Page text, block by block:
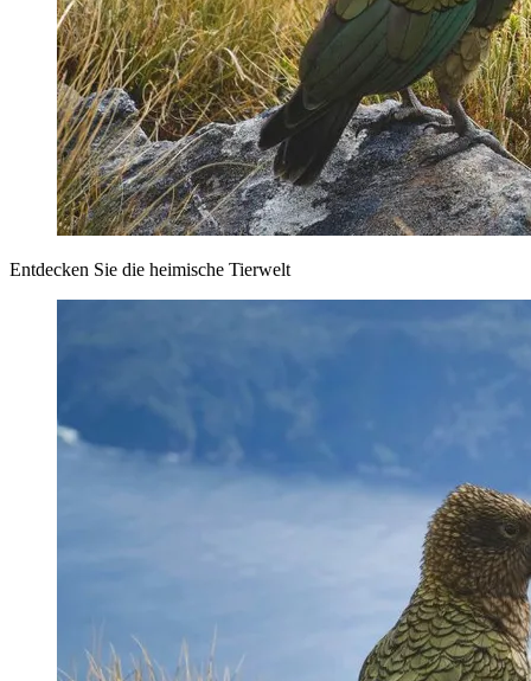
Entdecken Sie die heimische Tierwelt